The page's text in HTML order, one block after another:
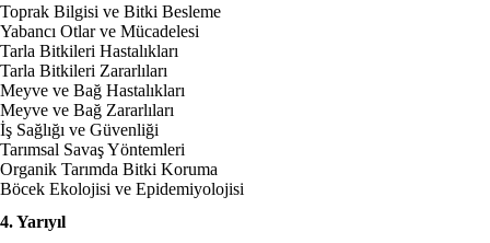
Toprak Bilgisi ve Bitki Besleme
Yabancı Otlar ve Mücadelesi
Tarla Bitkileri Hastalıkları
Tarla Bitkileri Zararlıları
Meyve ve Bağ Hastalıkları
Meyve ve Bağ Zararlıları
İş Sağlığı ve Güvenliği
Tarımsal Savaş Yöntemleri
Organik Tarımda Bitki Koruma
Böcek Ekolojisi ve Epidemiyolojisi
4. Yarıyıl